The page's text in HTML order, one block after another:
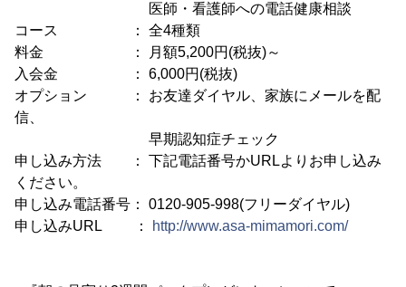
医師・看護師への電話健康相談
コース ： 全4種類
料金 ： 月額5,200円(税抜)～
入会金 ： 6,000円(税抜)
オプション ： お友達ダイヤル、家族にメールを配
信、
早期認知症チェック
申し込み方法 ： 下記電話番号かURLよりお申し込み
ください。
申し込み電話番号： 0120-905-998(フリーダイヤル)
申し込みURL ：
http://www.asa-mimamori.com/